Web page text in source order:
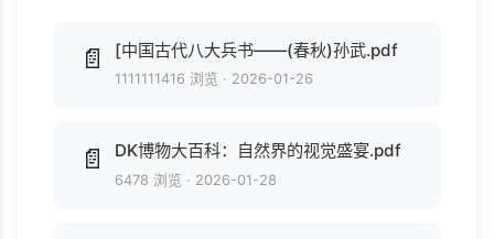
📄 [中国古代八大兵书——(春秋)孙武.pdf
1111111416 浏览 · 2026-01-26
📄 DK博物大百科：自然界的视觉盛宴.pdf
6478 浏览 · 2026-01-28